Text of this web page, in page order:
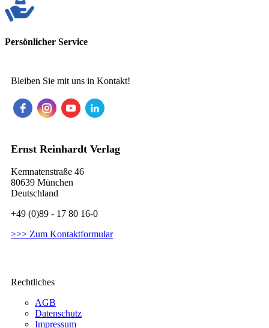
Persönlicher Service
Bleiben Sie mit uns in Kontakt!
Ernst Reinhardt Verlag
Kemnatenstraße 46
80639 München
Deutschland
+49 (0)89 - 17 80 16-0
>>> Zum Kontaktformular
Rechtliches
AGB
Datenschutz
Impressum